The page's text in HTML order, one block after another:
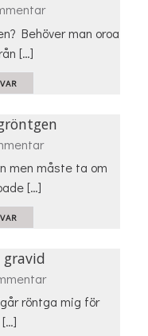
Behöver man oroa
[…]
men måste ta om
[…]
gravid
röntga mig för